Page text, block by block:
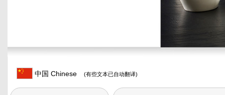
中国 Chinese (有些文本已自动翻译)